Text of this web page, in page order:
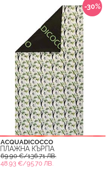
-30%
ACQUADICOCCO
ПЛАЖНА КЪРПА
69.90 €/136.71 ЛВ.
48.93 €/95.70 ЛВ.